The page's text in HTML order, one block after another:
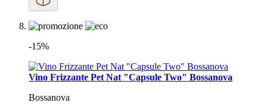
-15%
Vino Frizzante Pet Nat "Capsule Two" Bossanova
Bossanova